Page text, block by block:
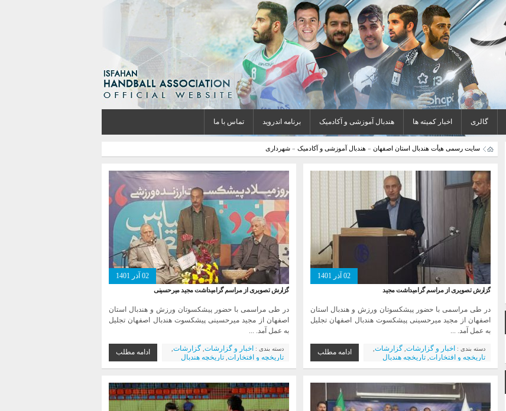
گالری اخبار کمیته ها هندبال آموزشی و آکادمیک برنامه اندروید تماس با ما
سایت رسمی هیأت هندبال استان اصفهان » هندبال آموزشی و آکادمیک » شهرداری
02 آذر 1401
گزارش تصویری از مراسم گرامیداشت مجید
در طی مراسمی با حضور پیشکسوتان ورزش و هندبال استان
اصفهان از مجید میرحسینی پیشکسوت هندبال اصفهان تجلیل
به عمل آمد. ...
دسته بندی : اخبار و گزارشات گزارشات
تاریخچه و افتخارات تاریخچه هندبال
ادامه مطلب
02 آذر 1401
گزارش تصویری از مراسم گرامیداشت مجید میرحسینی
در طی مراسمی با حضور پیشکسوتان ورزش و هندبال استان
اصفهان از مجید میرحسینی پیشکسوت هندبال اصفهان تجلیل
به عمل آمد. ...
دسته بندی : اخبار و گزارشات گزارشات
تاریخچه و افتخارات تاریخچه هندبال
ادامه مطلب